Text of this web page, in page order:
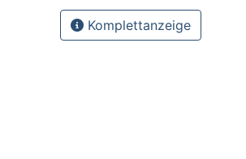
Komplettanzeige